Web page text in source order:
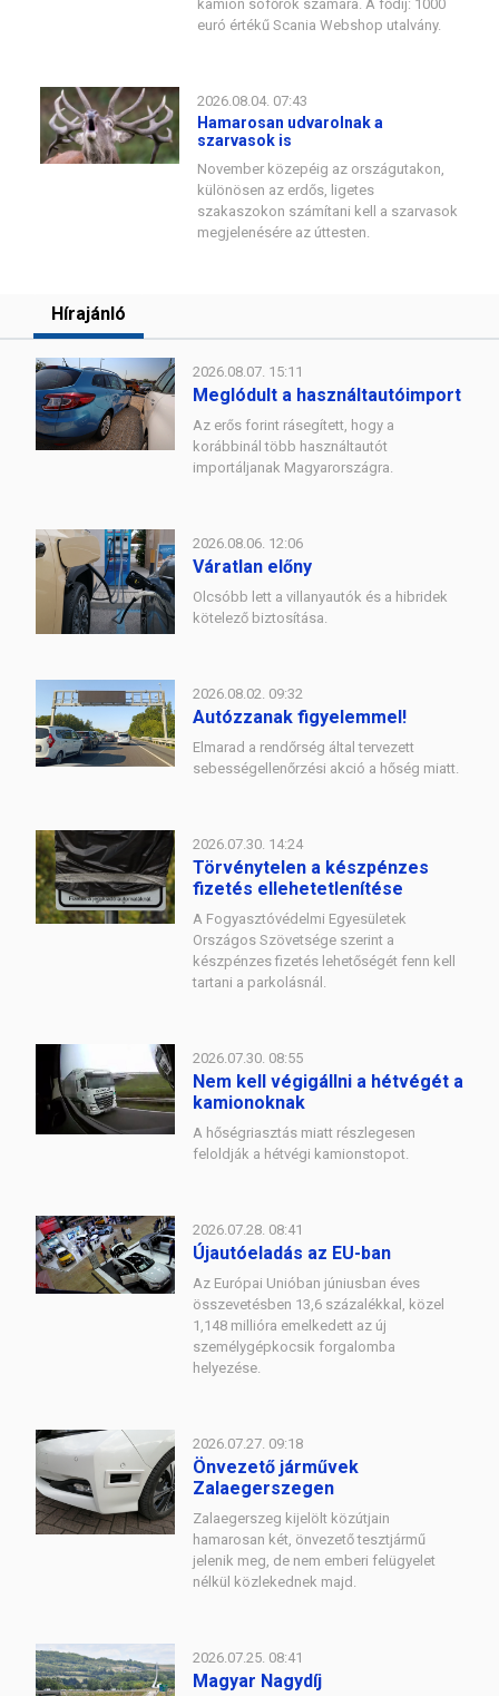
kamion sofőrök számára. A fődíj: 1000
euró értékű Scania Webshop utalvány.
2026.08.04. 07:43
Hamarosan udvarolnak a
szarvasok is
November közepéig az országutakon,
különösen az erdős, ligetes
szakaszokon számítani kell a szarvasok
megjelenésére az úttesten.
Hírajánló
2026.08.07. 15:11
Meglódult a használtautóimport
Az erős forint rásegített, hogy a
korábbinál több használtautót
importáljanak Magyarországra.
2026.08.06. 12:06
Váratlan előny
Olcsóbb lett a villanyautók és a hibridek
kötelező biztosítása.
2026.08.02. 09:32
Autózzanak figyelemmel!
Elmarad a rendőrség által tervezett
sebességellenőrzési akció a hőség miatt.
2026.07.30. 14:24
Törvénytelen a készpénzes
fizetés ellehetetlenítése
A Fogyasztóvédelmi Egyesületek
Országos Szövetsége szerint a
készpénzes fizetés lehetőségét fenn kell
tartani a parkolásnál.
2026.07.30. 08:55
Nem kell végigállni a hétvégét a
kamionoknak
A hőségriasztás miatt részlegesen
feloldják a hétvégi kamionstopot.
2026.07.28. 08:41
Újautóeladás az EU-ban
Az Európai Unióban júniusban éves
összevetésben 13,6 százalékkal, közel
1,148 millióra emelkedett az új
személygépkocsik forgalomba
helyezése.
2026.07.27. 09:18
Önvezető járművek
Zalaegerszegen
Zalaegerszeg kijelölt közútjain
hamarosan két, önvezető tesztjármű
jelenik meg, de nem emberi felügyelet
nélkül közlekednek majd.
2026.07.25. 08:41
Magyar Nagydíj